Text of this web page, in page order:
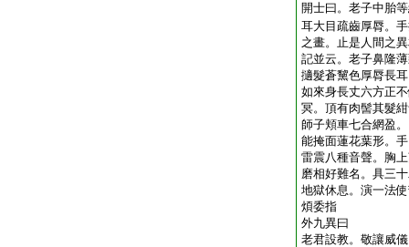
開士曰。老子中胎
耳大目疏齒厚脣。
之畫。止是人間之
記並云。老子鼻隆
擿髮蒼黧色厚脣長
如來身長丈六方正
冥。頂有肉髻其髮
師子頬車七合網盈
能掩面蓮花葉形。
雷震八種音聲。胸
磨相好難名。具三
地獄休息。演一法
煩委指
外九異曰
老君設教。敬讓威